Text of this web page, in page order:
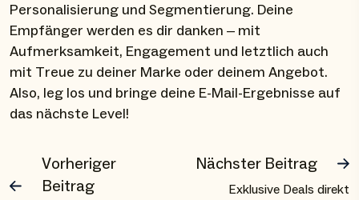
Personalisierung und Segmentierung. Deine
Empfänger werden es dir danken – mit
Aufmerksamkeit, Engagement und letztlich auch
mit Treue zu deiner Marke oder deinem Angebot.
Also, leg los und bringe deine E-Mail-Ergebnisse auf
das nächste Level!
Vorheriger
Beitrag
Nächster Beitrag
Exklusive Deals direkt